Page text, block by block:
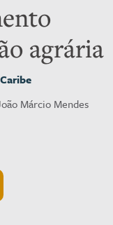
agrária
Márcio Mendes